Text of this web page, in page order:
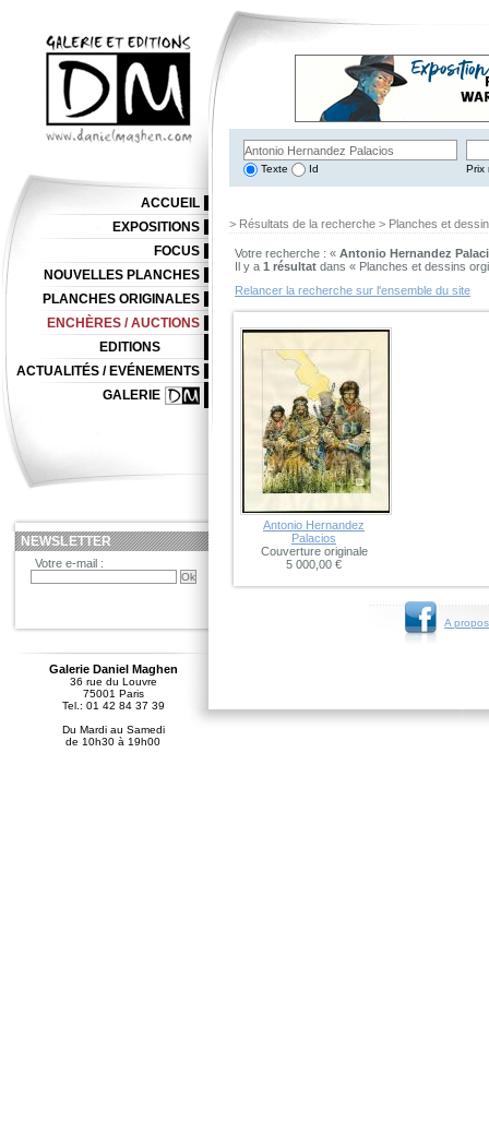
Texte Id Prix
> Résultats de la recherche > Planches et
Votre recherche : « Antonio Hernandez
Il y a 1 résultat dans « Planches et dessins
Relancer la recherche sur l'ensemble du site
Antonio Hernandez
Palacios
Couverture originale
5 000,00 €
A
ACCUEIL
EXPOSITIONS
FOCUS
NOUVELLES PLANCHES
PLANCHES ORIGINALES
ENCHÈRES / AUCTIONS
EDITIONS
ACTUALITÉS / EVÉNEMENTS
GALERIE
NEWSLETTER
Votre e-mail :
Galerie Daniel Maghen
36 rue du Louvre
75001 Paris
Tel.: 01 42 84 37 39
Du Mardi au Samedi
de 10h30 à 19h00